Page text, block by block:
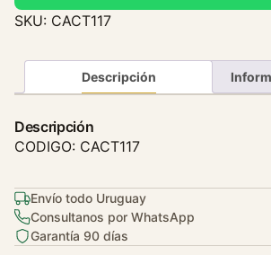
A
g
C
e
v
o
l
e
SKU: CACT117
Descripción
Descripción
CODIGO: CACT117
Envío todo Uruguay
Consultanos por WhatsApp
Garantía 90 días